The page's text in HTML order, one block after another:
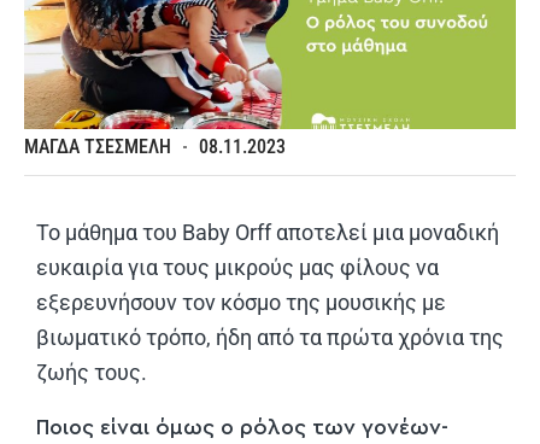
ΜΑΓΔΑ ΤΣΕΣΜΕΛΗ 08.11.2023
Το μάθημα του Baby Orff αποτελεί μια μοναδική
ευκαιρία για τους μικρούς μας φίλους να
εξερευνήσουν τον κόσμο της μουσικής με
βιωματικό τρόπο, ήδη από τα πρώτα χρόνια της
ζωής τους.
Ποιος είναι όμως ο ρόλος των γονέων-